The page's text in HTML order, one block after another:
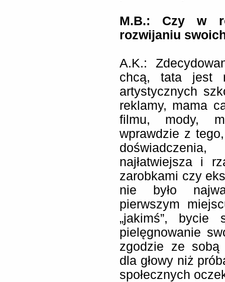
M.B.: Czy w
rozwijaniu
A.K.:
chcą, tata jest
artystycznych
reklamy, mama
filmu, mody,
wprawdzie z
najłatwiejsza i
zarobkami czy
nie było
pierwszym
„jakimś”,
pielęgnowanie
zgodzie ze sobą
dla głowy niż
społecznych